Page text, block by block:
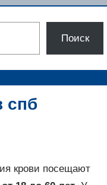
Поиск
спб
крови посещают